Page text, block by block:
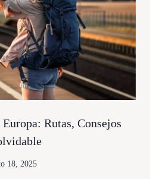
Rutas, Consejos
18, 2025